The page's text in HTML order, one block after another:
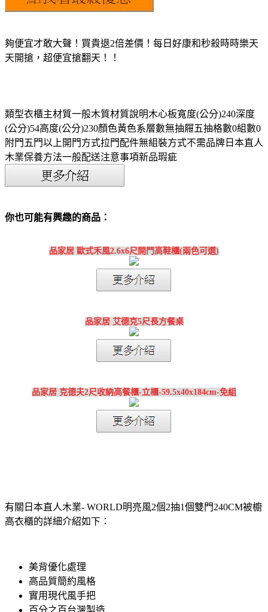
夠便宜才敢大聲！買貴退2倍差價！每日好康和秒殺時時樂天
天開搶，超便宜搶翻天！！
類型衣櫃主材質一般木質材質說明木心板寬度(公分)240深度
(公分)54高度(公分)230顏色黃色系層數無抽屜五抽格數0組數0
附門五門以上開門方式拉門配件無組裝方式不需品牌日本直人
木業保養方法一般配送注意事項新品瑕疵
你也可能有興趣的商品：
品家居 歐式禾風2.6x6尺開門高鞋櫃(兩色可選)
品家居 艾德克5尺長方餐桌
品家居 克德夫2尺收納高餐櫃-立櫃-59.5x40x184cm-免組
有關日本直人木業- WORLD明亮風2個2抽1個雙門240CM被櫥
高衣櫃的詳細介紹如下：
美背優化處理
高品質簡約風格
實用現代風手把
百分之百台灣製造